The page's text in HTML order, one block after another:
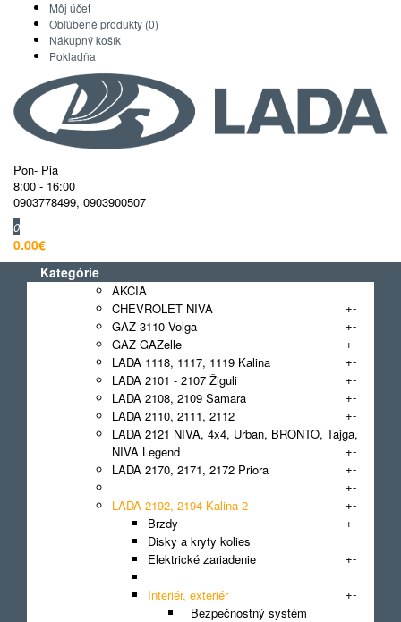
Môj účet
Obľúbené produkty (0)
Nákupný košík
Pokladňa
Pon- Pia
8:00 - 16:00
0903778499, 0903900507
0
0.00€
Kategórie
AKCIA
CHEVROLET NIVA
+-
GAZ 3110 Volga
+-
GAZ GAZelle
+-
LADA 1118, 1117, 1119 Kalina
+-
LADA 2101 - 2107 Žiguli
+-
LADA 2108, 2109 Samara
+-
LADA 2110, 2111, 2112
+-
LADA 2121 NIVA, 4x4, Urban, BRONTO, Tajga,
NIVA Legend
+-
LADA 2170, 2171, 2172 Priora
+-
+-
LADA 2192, 2194 Kalina 2
+-
Brzdy
+-
Disky a kryty kolies
Elektrické zariadenie
+-
Interiér, exteriér
+-
Bezpečnostný systém